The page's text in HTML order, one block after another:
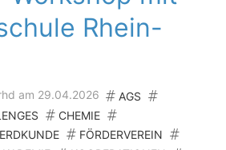
Rhein-
am 29.04.2026
AGS
CHEMIE
ERDKUNDE
FÖRDERVEREIN